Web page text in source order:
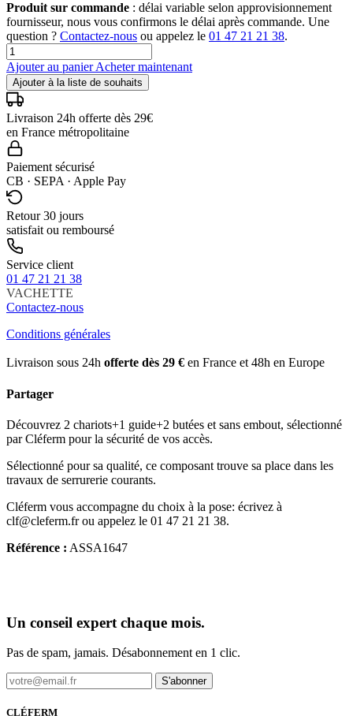
Produit sur commande : délai variable selon approvisionnement
fournisseur, nous vous confirmons le délai après commande. Une
question ? Contactez-nous ou appelez le 01 47 21 21 38.
Ajouter au panierAcheter maintenant
Ajouter à la liste de souhaits
Livraison 24h offerte dès 29€
en France métropolitaine
Paiement sécurisé
CB · SEPA · Apple Pay
Retour 30 jours
satisfait ou remboursé
Service client
01 47 21 21 38
VACHETTE
Contactez-nous
Conditions générales
Livraison sous 24h offerte dès 29 € en France et 48h en Europe
Partager
Découvrez 2 chariots+1 guide+2 butées et sans embout, sélectionné
par Cléferm pour la sécurité de vos accès.
Sélectionné pour sa qualité, ce composant trouve sa place dans les
travaux de serrurerie courants.
Cléferm vous accompagne du choix à la pose: écrivez à
clf@cleferm.fr ou appelez le 01 47 21 21 38.
Référence : ASSA1647
Un conseil expert chaque mois.
Pas de spam, jamais. Désabonnement en 1 clic.
S'abonner
CLÉFERM